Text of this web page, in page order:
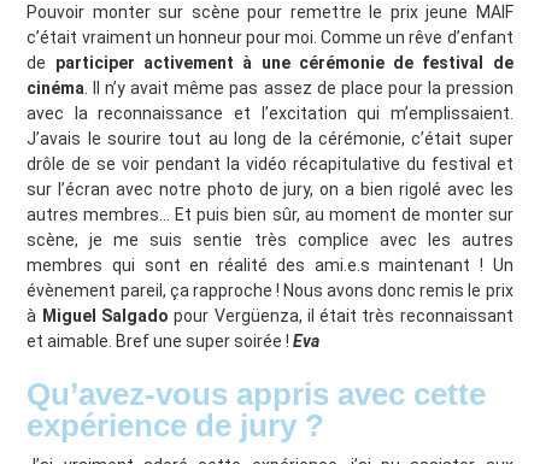
Pouvoir monter sur scène pour remettre le prix jeune MAIF
c’était vraiment un honneur pour moi. Comme un rêve d’enfant
de participer activement à une cérémonie de festival de
cinéma . Il n’y avait même pas assez de place pour la pression
avec la reconnaissance et l’excitation qui m’emplissaient.
J’avais le sourire tout au long de la cérémonie, c’était super
drôle de se voir pendant la vidéo récapitulative du festival et
sur l’écran avec notre photo de jury, on a bien rigolé avec les
autres membres… Et puis bien sûr, au moment de monter sur
scène, je me suis sentie très complice avec les autres
membres qui sont en réalité des ami.e.s maintenant ! Un
évènement pareil, ça rapproche ! Nous avons donc remis le prix
à Miguel Salgado pour Vergüenza, il était très reconnaissant
et aimable. Bref une super soirée !Eva
Qu’avez-vous appris avec cette
expérience de jury ?